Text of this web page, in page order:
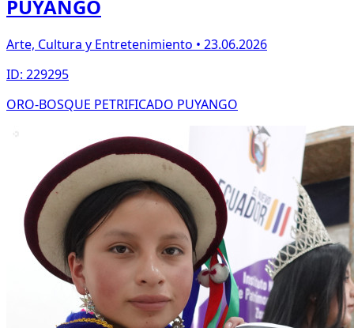
PUYANGO
Arte, Cultura y Entretenimiento • 23.06.2026
ID: 229295
ORO-BOSQUE PETRIFICADO PUYANGO